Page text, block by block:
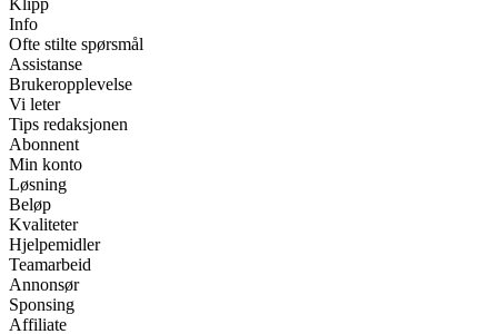
Klipp
Info
Ofte stilte spørsmål
Assistanse
Brukeropplevelse
Vi leter
Tips redaksjonen
Abonnent
Min konto
Løsning
Beløp
Kvaliteter
Hjelpemidler
Teamarbeid
Annonsør
Sponsing
Affiliate